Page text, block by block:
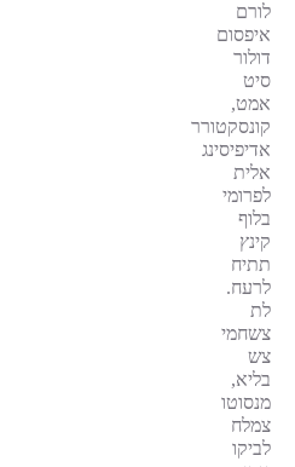
לורם
איפסום
דולור
סיט
אמט,
קונסקטורר
אדיפיסינג
אלית
לפרומי
בלוף
קינץ
תתיח
לרעח.
לת
צשחמי
צש
בליא,
מנסוטו
צמלח
לביקו